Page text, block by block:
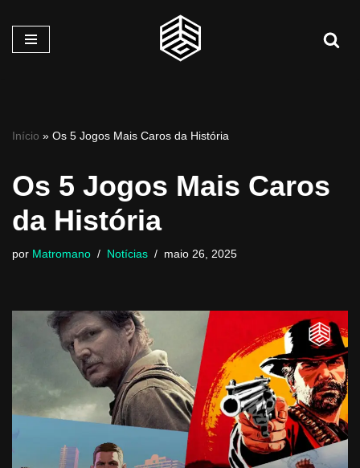
Pular
Início » Os 5 Jogos Mais Caros da História
Os 5 Jogos Mais Caros
da História
por Matromano Notícias maio 26, 2025